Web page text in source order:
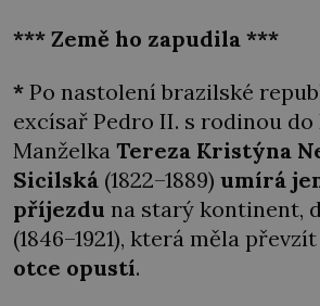
*** Země ho zapudila ***
* Po nastolení brazilské
excísař Pedro II. s rodinou
Manželka Tereza Kristýna
Sicilská (1822–1889) umírá
příjezdu na starý kontinent,
(1846–1921), která měla
otce opustí.